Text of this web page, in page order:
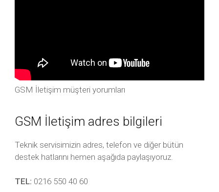
GSM İletişim müşteri yorumları
GSM İletişim adres bilgileri
Teknik servisimizin adres, telefon ve diğer bütün
destek hatlarını hemen aşağıda paylaşıyoruz.
TEL: 0216 550 40 60